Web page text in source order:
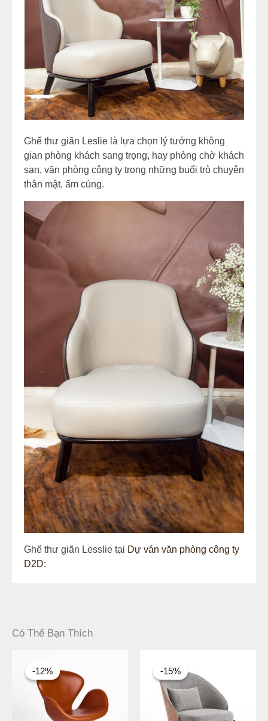
Ghế thư giãn Leslie là lựa chọn lý tưởng không
gian phòng khách sang trọng, hay phòng chờ khách
sạn, văn phòng công ty trong những buổi trò chuyện
thân mật, ấm cúng.
Ghế thư giãn Lesslie tại Dự ván văn phòng công ty
D2D:
Có Thể Bạn Thích
-12%
-12%
4.750.000 ₫.
là:
4.180.000 ₫.
-15%
-15%
7.395.000 ₫.